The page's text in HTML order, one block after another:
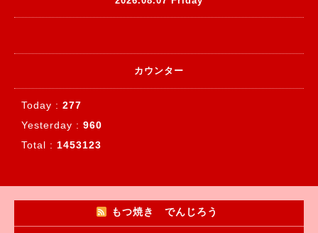
カウンター
Today : 277
Yesterday : 960
Total : 1453123
もつ焼き でんじろう